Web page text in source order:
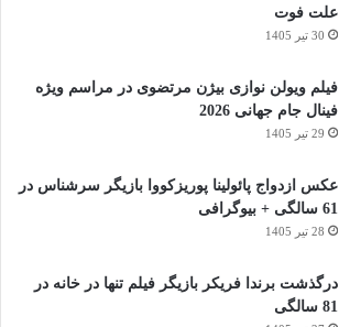
علت فوت
30 تیر 1405
فیلم ویولن نوازی بیژن مرتضوی در مراسم ویژه
فینال جام جهانی 2026
29 تیر 1405
عکس ازدواج پائولینا پوریزکووا بازیگر سرشناس در
61 سالگی + بیوگرافی
28 تیر 1405
درگذشت برندا فریکر بازیگر فیلم تنها در خانه در
81 سالگی